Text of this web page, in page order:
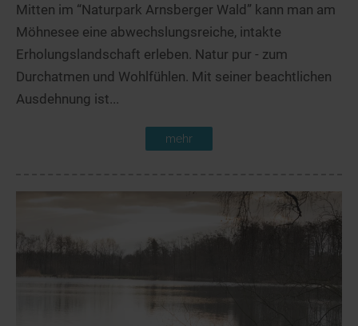
Mitten im “Naturpark Arnsberger Wald” kann man am
Möhnesee eine abwechslungsreiche, intakte
Erholungslandschaft erleben. Natur pur - zum
Durchatmen und Wohlfühlen. Mit seiner beachtlichen
Ausdehnung ist...
mehr